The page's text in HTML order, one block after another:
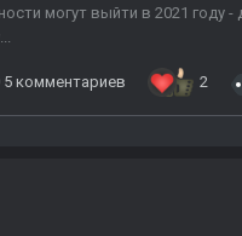
могут выйти в 2021 году
5 комментариев 2